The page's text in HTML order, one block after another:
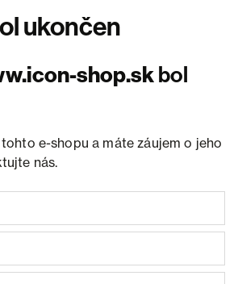
ukončen
shop.skbol
e-shopu a máte záujem o jeho
nás.